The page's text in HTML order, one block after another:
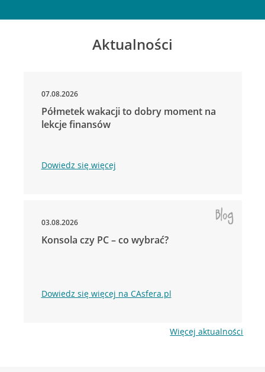
Aktualności
07.08.2026
Półmetek wakacji to dobry moment na
lekcje finansów
Dowiedz się więcej
03.08.2026
Konsola czy PC – co wybrać?
Dowiedz się więcej na CAsfera.pl
Więcej aktualności